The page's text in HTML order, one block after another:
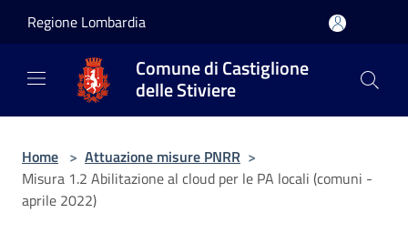
Regione Lombardia
Comune di Castiglione
delle Stiviere
Home > Attuazione misure PNRR >
Misura 1.2 Abilitazione al cloud per le PA locali (comuni -
aprile 2022)